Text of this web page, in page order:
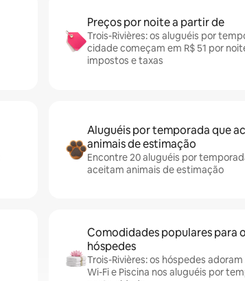
Preços por noite a partir de
Trois-Rivières: os aluguéis por
cidade começam em R$ 51 por
impostos e taxas
Aluguéis por temporada que
animais de estimação
Encontre 20 aluguéis por
aceitam animais de estimação
Comodidades populares para
hóspedes
Trois-Rivières: os hóspedes adoram
Wi-Fi e Piscina nos aluguéis por